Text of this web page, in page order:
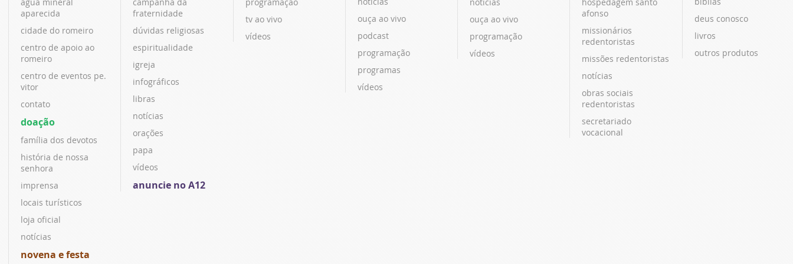
aparecida
cidade do romeiro
centro de apoio ao
romeiro
centro de eventos pe.
vitor
contato
doação
família dos devotos
história de nossa
senhora
imprensa
locais turísticos
loja oficial
notícias
novena e festa
fraternidade
dúvidas religiosas
espiritualidade
igreja
infográficos
libras
notícias
orações
papa
vídeos
anuncie no A12
tv ao vivo
vídeos
ouça ao vivo
podcast
programação
programas
vídeos
ouça ao vivo
programação
vídeos
afonso
missionários
redentoristas
missões redentoristas
notícias
obras sociais
redentoristas
secretariado
vocacional
deus conosco
livros
outros produtos